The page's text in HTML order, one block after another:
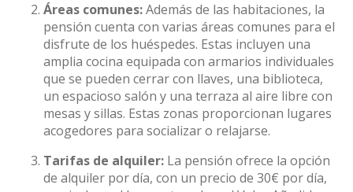
Áreas comunes:Además de las habitaciones, la
pensión cuenta con varias áreas comunes para el
disfrute de los huéspedes. Estas incluyen una
amplia cocina equipada con armarios individuales
que se pueden cerrar con llaves, una biblioteca,
un espacioso salón y una terraza al aire libre con
mesas y sillas. Estas zonas proporcionan lugares
acogedores para socializar o relajarse.
Tarifas de alquiler: La pensión ofrece la opción
de alquiler por día, con un precio de 30€ por día,